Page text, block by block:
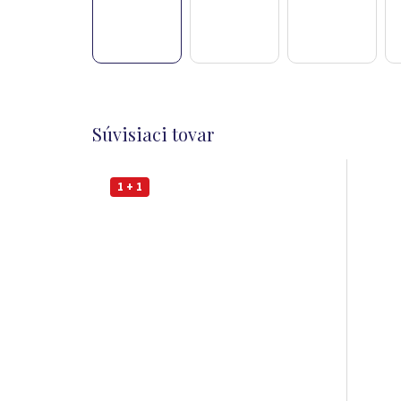
Súvisiaci tovar
1 + 1